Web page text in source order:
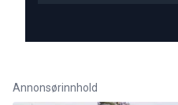
Annonsørinnhold